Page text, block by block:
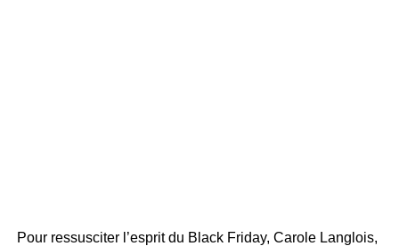
Pour ressusciter l’esprit du Black Friday, Carole Langlois,